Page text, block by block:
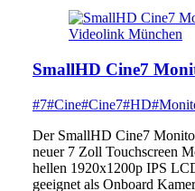
SmallHD Cine7
#7#Cine#Cine7#HD
Der SmallHD Cine7
neuer 7 Zoll Touchscreen
hellen 1920x1200p IPS
geeignet als Onboard